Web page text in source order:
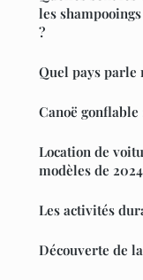
les
?
Quel pays parle
Canoë
Location de
modèles de 2024
Les activités
Découverte de